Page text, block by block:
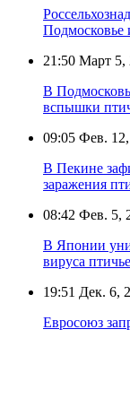
Подмосковье
21:50 Март 5,
В
вспышки
09:05 Фев.
В Пекине
заражения
08:42 Фев. 5,
В Японии
вируса
19:51 Дек. 6,
Евросоюз